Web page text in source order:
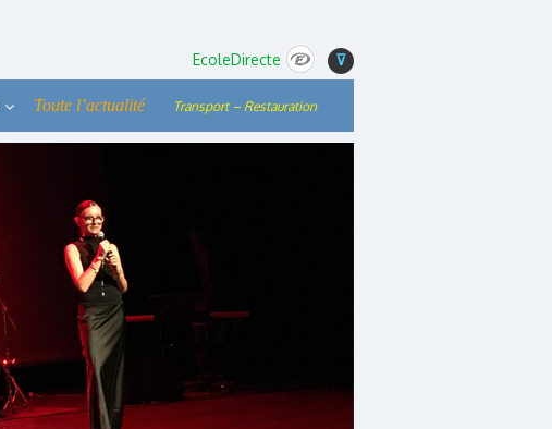
EcoleDirecte ⊽
Toute l’actualité Transport – Restauration